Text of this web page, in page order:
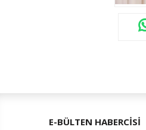
E-BÜLTEN HABERCİSİ